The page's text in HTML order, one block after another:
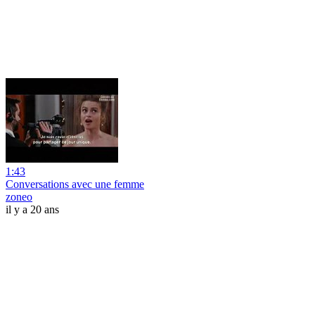
1:43
Conversations avec une femme
zoneo
il y a 20 ans